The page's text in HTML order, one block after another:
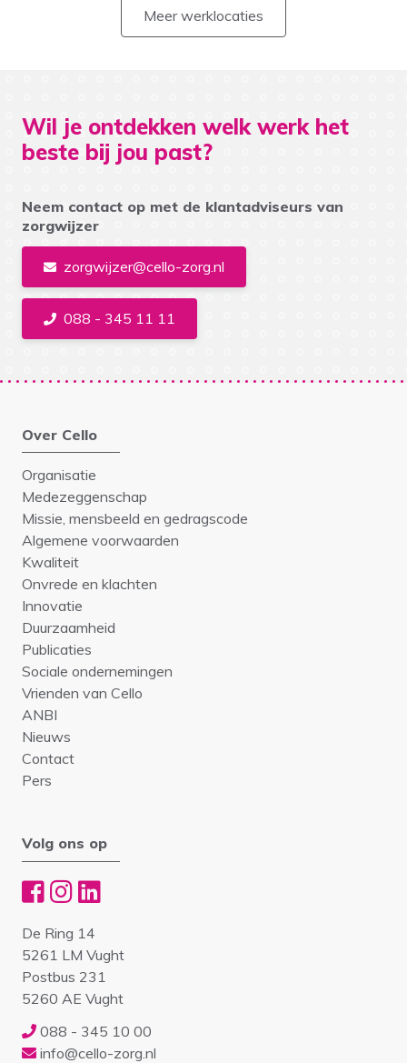
Meer werklocaties
Wil je ontdekken welk werk het
beste bij jou past?
Neem contact op met de klantadviseurs van
zorgwijzer
zorgwijzer@cello-zorg.nl
088 - 345 11 11
Over Cello
Organisatie
Medezeggenschap
Missie, mensbeeld en gedragscode
Algemene voorwaarden
Kwaliteit
Onvrede en klachten
Innovatie
Duurzaamheid
Publicaties
Sociale ondernemingen
Vrienden van Cello
ANBI
Nieuws
Contact
Pers
Volg ons op
De Ring 14
5261 LM Vught
Postbus 231
5260 AE Vught
088 - 345 10 00
info@cello-zorg.nl